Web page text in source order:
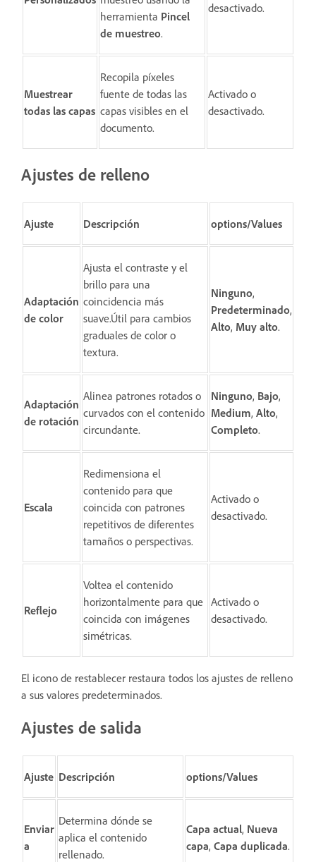
herramienta Pincel
de muestreo.
desactivado.
Muestrear
todas las capas
Recopila píxeles
fuente de todas las
capas visibles en el
documento.
Activado o
desactivado.
Ajustes de relleno
Ajuste Descripción options/Values
Adaptación
de color
Ajusta el contraste y el
brillo para una
coincidencia más
suave.Útil para cambios
graduales de color o
textura.
Ninguno,
Predeterminado,
Alto, Muy alto.
Adaptación
de rotación
Alinea patrones rotados o
curvados con el contenido
circundante.
Ninguno, Bajo,
Medium, Alto,
Completo.
Escala
Redimensiona el
contenido para que
coincida con patrones
repetitivos de diferentes
tamaños o perspectivas.
Activado o
desactivado.
Reflejo
Voltea el contenido
horizontalmente para que
coincida con imágenes
simétricas.
Activado o
desactivado.
El icono de restablecer restaura todos los ajustes de relleno
a sus valores predeterminados.
Ajustes de salida
Ajuste Descripción options/Values
Enviar
a
Determina dónde se
aplica el contenido
rellenado.
Capa actual, Nueva
capa, Capa duplicada.